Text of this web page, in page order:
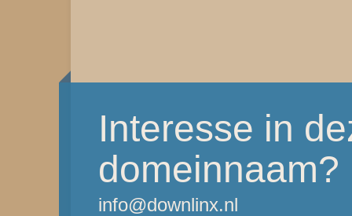
Interesse in
domeinnaam?
info@downlinx.nl